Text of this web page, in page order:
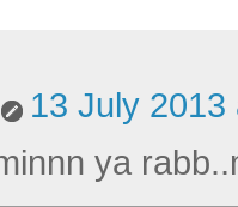
13 July 2013
ya